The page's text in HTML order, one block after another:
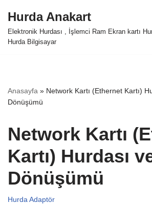
İçeriğe
geç
Hurda Anakart
Elektronik Hurdası , İşlemci Ram Ekran kartı
Hurda Bilgisayar
Anasayfa » Network Kartı (Ethernet Kartı)
Dönüşümü
Network Kartı
Kartı) Hurdası
Dönüşümü
Hurda Adaptör